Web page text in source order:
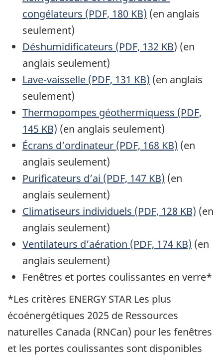
congélateurs (PDF, 180 KB) (en anglais
seulement)
Déshumidificateurs (PDF, 132 KB) (en
anglais seulement)
Lave-vaisselle (PDF, 131 KB) (en anglais
seulement)
Thermopompes géothermiquess (PDF,
145 KB) (en anglais seulement)
Écrans d’ordinateur (PDF, 168 KB) (en
anglais seulement)
Purificateurs d’ai (PDF, 147 KB) (en
anglais seulement)
Climatiseurs individuels (PDF, 128 KB) (en
anglais seulement)
Ventilateurs d’aération (PDF, 174 KB) (en
anglais seulement)
Fenêtres et portes coulissantes en verre*
*Les critères ENERGY STAR Les plus
écoénergétiques 2025 de Ressources
naturelles Canada (RNCan) pour les fenêtres
et les portes coulissantes sont disponibles